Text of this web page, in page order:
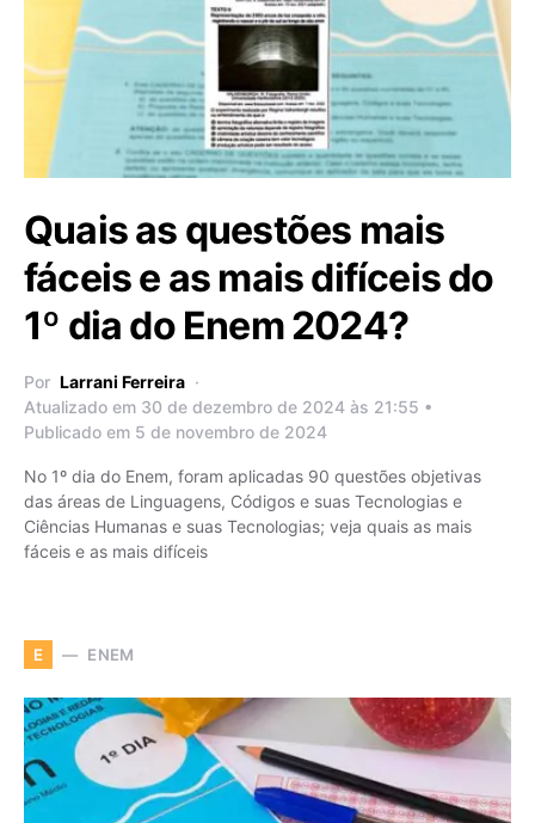
Quais as questões mais
fáceis e as mais difíceis do
1º dia do Enem 2024?
Por Larrani Ferreira
Atualizado em 30 de dezembro de 2024 às 21:55 •
Publicado em 5 de novembro de 2024
No 1º dia do Enem, foram aplicadas 90 questões objetivas
das áreas de Linguagens, Códigos e suas Tecnologias e
Ciências Humanas e suas Tecnologias; veja quais as mais
fáceis e as mais difíceis
E ENEM